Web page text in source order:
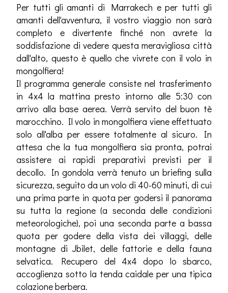
Per tutti gli amanti di Marrakech e per tutti gli
amanti dell'avventura, il vostro viaggio non sarà
completo e divertente finché non avrete la
soddisfazione di vedere questa meravigliosa città
dall'alto, questo è quello che vivrete con il volo in
mongolfiera!
Il programma generale consiste nel trasferimento
in 4x4 la mattina presto intorno alle 5:30 con
arrivo alla base aerea. Verrà servito del buon tè
marocchino. Il volo in mongolfiera viene effettuato
solo all'alba per essere totalmente al sicuro. In
attesa che la tua mongolfiera sia pronta, potrai
assistere ai rapidi preparativi previsti per il
decollo. In gondola verrà tenuto un briefing sulla
sicurezza, seguito da un volo di 40-60 minuti, di cui
una prima parte in quota per godersi il panorama
su tutta la regione (a seconda delle condizioni
meteorologiche), poi una seconda parte a bassa
quota per godere della vista dei villaggi, delle
montagne di Jbilet, delle fattorie e della fauna
selvatica. Recupero del 4x4 dopo lo sbarco,
accoglienza sotto la tenda caidale per una tipica
colazione berbera.